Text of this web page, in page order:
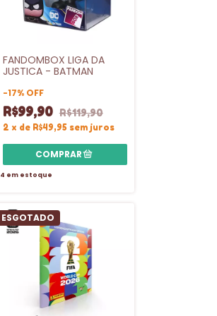
FANDOMBOX LIGA DA
JUSTICA - BATMAN
-17% OFF
R$99,90 R$119,90
2 x de R$49,95 sem juros
4 em estoque
ESGOTADO